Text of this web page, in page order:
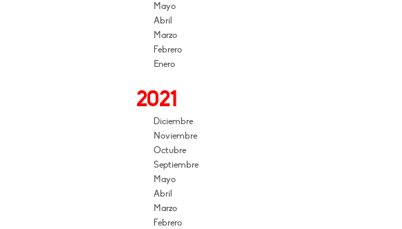
Mayo
Abril
Marzo
Febrero
Enero
2021
Diciembre
Noviembre
Octubre
Septiembre
Mayo
Abril
Marzo
Febrero